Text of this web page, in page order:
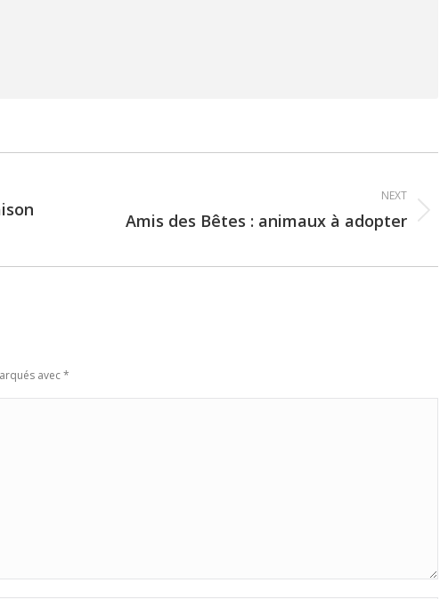
NEXT
Amis des Bêtes : animaux à adopter
avec*